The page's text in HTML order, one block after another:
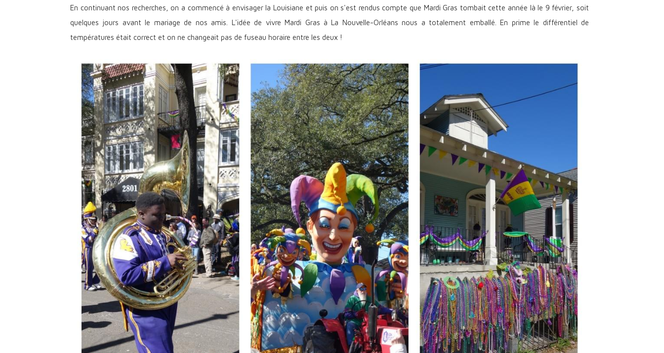
En continuant nos recherches, on a commencé à envisager la Louisiane et puis on s'est rendus compte que Mardi Gras tombait cette année là le 9 février, soit
quelques jours avant le mariage de nos amis. L'idée de vivre Mardi Gras à La Nouvelle-Orléans nous a totalement emballé. En prime le différentiel de
températures était correct et on ne changeait pas de fuseau horaire entre les deux !